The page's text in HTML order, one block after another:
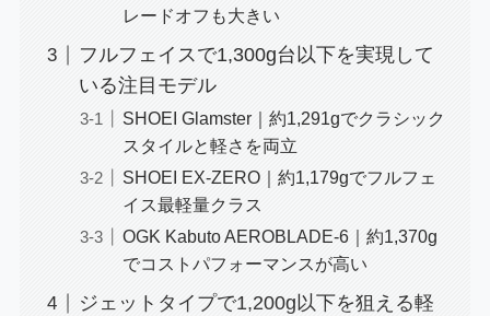
レードオフも大きい
フルフェイスで1,300g台以下を実現して
いる注目モデル
SHOEI Glamster｜約1,291gでクラシック
スタイルと軽さを両立
SHOEI EX-ZERO｜約1,179gでフルフェ
イス最軽量クラス
OGK Kabuto AEROBLADE-6｜約1,370g
でコストパフォーマンスが高い
ジェットタイプで1,200g以下を狙える軽